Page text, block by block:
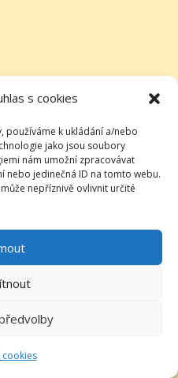
s cookies
používáme k ukládání a/nebo
jako jsou soubory
nám umožní zpracovávat
nebo jedinečná ID na tomto webu.
nepříznivě ovlivnit určité
cookies